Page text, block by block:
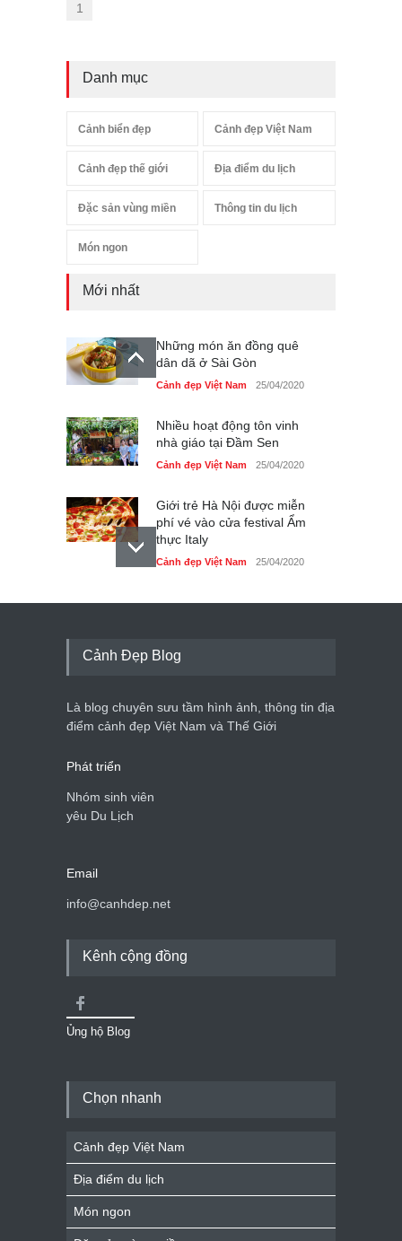
1
Danh mục
Cảnh biển đẹp Cảnh đẹp Việt Nam
Cảnh đẹp thế giới Địa điểm du lịch
Đặc sản vùng miền Thông tin du lịch
Món ngon
Mới nhất
Những món ăn đồng quê
dân dã ở Sài Gòn
Cảnh đẹp Việt Nam 25/04/2020
Nhiều hoạt động tôn vinh
nhà giáo tại Đầm Sen
Cảnh đẹp Việt Nam 25/04/2020
Giới trẻ Hà Nội được miễn
phí vé vào cửa festival Ẩm
thực Italy
Cảnh đẹp Việt Nam 25/04/2020
Tam giác mạch khoe sắc
du lịch quốc gia
Cảnh đẹp Việt Nam 24/04/2020
Cảnh Đẹp Blog
Là blog chuyên sưu tầm hình ảnh, thông tin địa
điểm cảnh đẹp Việt Nam và Thế Giới
Phát triển
Nhóm sinh viên
yêu Du Lịch
Email
info@canhdep.net
Kênh cộng đồng
Ủng hộ Blog
Chọn nhanh
Cảnh đẹp Việt Nam
Địa điểm du lịch
Món ngon